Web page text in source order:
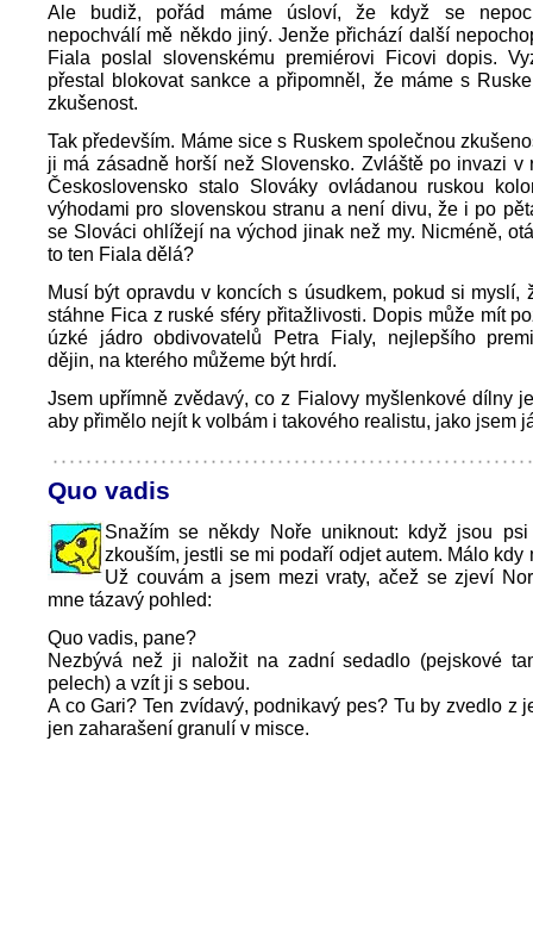
Ale budiž, pořád máme úsloví, že když se
nepochválí mě někdo jiný. Jenže přichází další
Fiala poslal slovenskému premiérovi Ficovi dopis.
přestal blokovat sankce a připomněl, že máme s
zkušenost.
Tak především. Máme sice s Ruskem společnou
ji má zásadně horší než Slovensko. Zvláště po invazi v
Československo stalo Slováky ovládanou ruskou
výhodami pro slovenskou stranu a není divu, že i po
se Slováci ohlížejí na východ jinak než my. Nicméně,
to ten Fiala dělá?
Musí být opravdu v koncích s úsudkem, pokud si myslí,
stáhne Fica z ruské sféry přitažlivosti. Dopis může mít
úzké jádro obdivovatelů Petra Fialy, nejlepšího
dějin, na kterého můžeme být hrdí.
Jsem upřímně zvědavý, co z Fialovy myšlenkové dílny
aby přimělo nejít k volbám i takového realistu, jako jsem
Quo vadis
Snažím se někdy Noře uniknout: když jsou
zkouším, jestli se mi podaří odjet autem. Málo kdy
Už couvám a jsem mezi vraty, ačež se zjeví
mne tázavý pohled:
Quo vadis, pane?
Nezbývá než ji naložit na zadní sedadlo (pejskové
pelech) a vzít ji s sebou.
A co Gari? Ten zvídavý, podnikavý pes? Tu by zvedlo z
jen zaharašení granulí v misce.